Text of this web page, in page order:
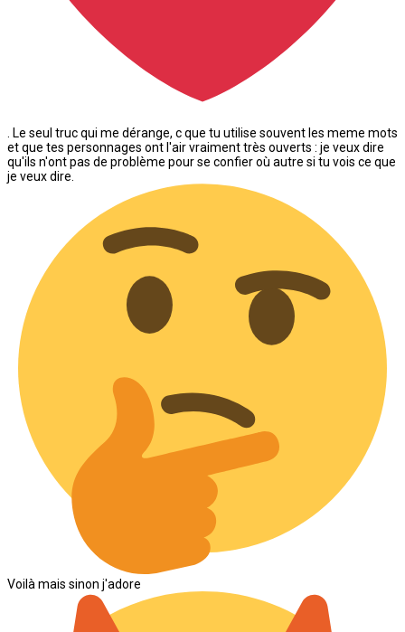
. Le seul truc qui me dérange, c que tu utilise souvent les meme mots
et que tes personnages ont l'air vraiment très ouverts : je veux dire
qu'ils n'ont pas de problème pour se confier où autre si tu vois ce que
je veux dire.
Voilà mais sinon j'adore